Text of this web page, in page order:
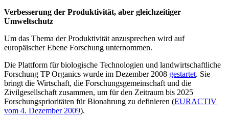
Verbesserung der Produktivität, aber gleichzeitiger
Umweltschutz
Um das Thema der Produktivität anzusprechen wird auf
europäischer Ebene Forschung unternommen.
Die Plattform für biologische Technologien und landwirtschaftliche
Forschung TP Organics wurde im Dezember 2008 gestartet. Sie
bringt die Wirtschaft, die Forschungsgemeinschaft und die
Zivilgesellschaft zusammen, um für den Zeitraum bis 2025
Forschungsprioritäten für Bionahrung zu definieren (EURACTIV
vom 4. Dezember 2009).